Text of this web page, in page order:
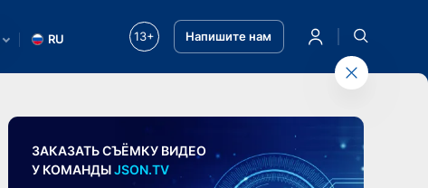
RU 13+ Напишите нам
ЗАКАЗАТЬ СЪЁМКУ ВИДЕО
У КОМАНДЫJSON.TV